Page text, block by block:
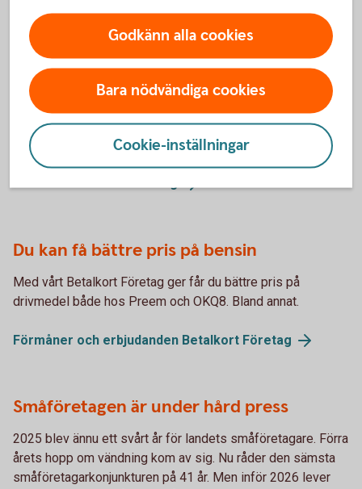
Dags för ny bilförsäkring?
Genom oss kan din få bil ett omfattande skydd och smidig
skadehantering. Vår bilförsäkring gäller även leasingbilar.
Nu kan du teckna försäkringen direkt i appen.
Du kan få bättre pris på bensin
Med vårt Betalkort Företag ger får du bättre pris på
drivmedel både hos Preem och OKQ8. Bland annat.
Förmåner och erbjudanden Betalkort Företag
Småföretagen är under hård press
2025 blev ännu ett svårt år för landets småföretagare. Förra
årets hopp om vändning kom av sig. Nu råder den sämsta
småföretagarkonjunkturen på 41 år. Men inför 2026 lever
Godkänn alla cookies
Bara nödvändiga cookies
Cookie-inställningar